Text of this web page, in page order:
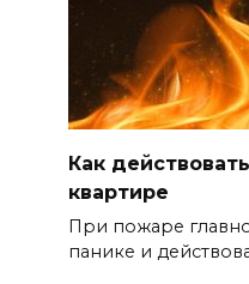
Как
квартире
При пожаре
панике и